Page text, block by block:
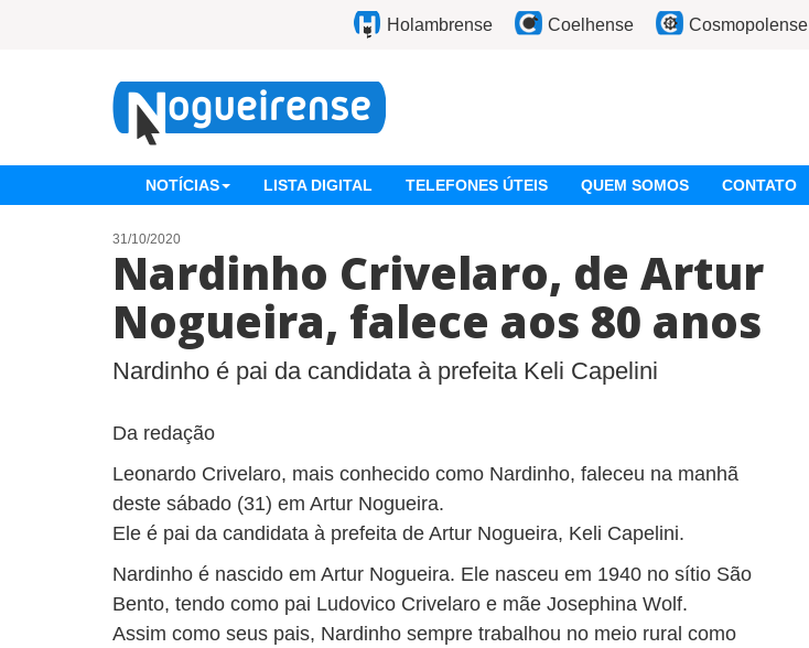
Holambrense Coelhense Cosmopolense
NOTÍCIAS LISTA DIGITAL TELEFONES ÚTEIS QUEM SOMOS CONTATO
31/10/2020
Nardinho Crivelaro, de Artur
Nogueira, falece aos 80 anos
Nardinho é pai da candidata à prefeita Keli Capelini
Da redação
Leonardo Crivelaro, mais conhecido como Nardinho, faleceu na manhã
deste sábado (31) em Artur Nogueira.
Ele é pai da candidata à prefeita de Artur Nogueira, Keli Capelini.
Nardinho é nascido em Artur Nogueira. Ele nasceu em 1940 no sítio São
Bento, tendo como pai Ludovico Crivelaro e mãe Josephina Wolf.
Assim como seus pais, Nardinho sempre trabalhou no meio rural como